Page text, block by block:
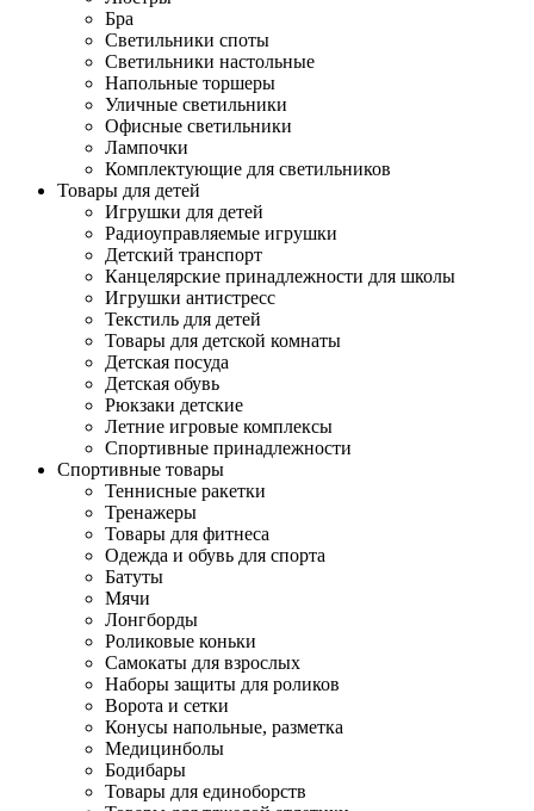
Бра
Светильники споты
Светильники настольные
Напольные торшеры
Уличные светильники
Офисные светильники
Лампочки
Комплектующие для светильников
Товары для детей
Игрушки для детей
Радиоуправляемые игрушки
Детский транспорт
Канцелярские принадлежности для школы
Игрушки антистресс
Текстиль для детей
Товары для детской комнаты
Детская посуда
Детская обувь
Рюкзаки детские
Летние игровые комплексы
Спортивные принадлежности
Спортивные товары
Теннисные ракетки
Тренажеры
Товары для фитнеса
Одежда и обувь для спорта
Батуты
Мячи
Лонгборды
Роликовые коньки
Самокаты для взрослых
Наборы защиты для роликов
Ворота и сетки
Конусы напольные, разметка
Медицинболы
Бодибары
Товары для единоборств